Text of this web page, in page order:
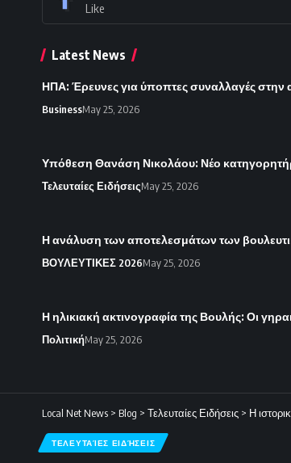
Like
Latest News
ΗΠΑ: Έρευνες για ύποπτες συναλλαγές στην
BusinessMay 25, 2026
Υπόθεση Θανάση Νικολάου: Νέο
Τελευταίες ΕιδήσειςMay 25, 2026
Η ανάλυση των αποτελεσμάτων των
ΒΟΥΛΕΥΤΙΚΕΣ 2026May 25, 2026
Η ηλικιακή ακτινογραφία της Βουλής: Οι
ΠολιτικήMay 25, 2026
Local Net News > Blog > Τελευταίες Ειδήσεις > Η
ΤΕΛΕΥΤΑΊΕΣ ΕΙΔΉΣΕΙΣ